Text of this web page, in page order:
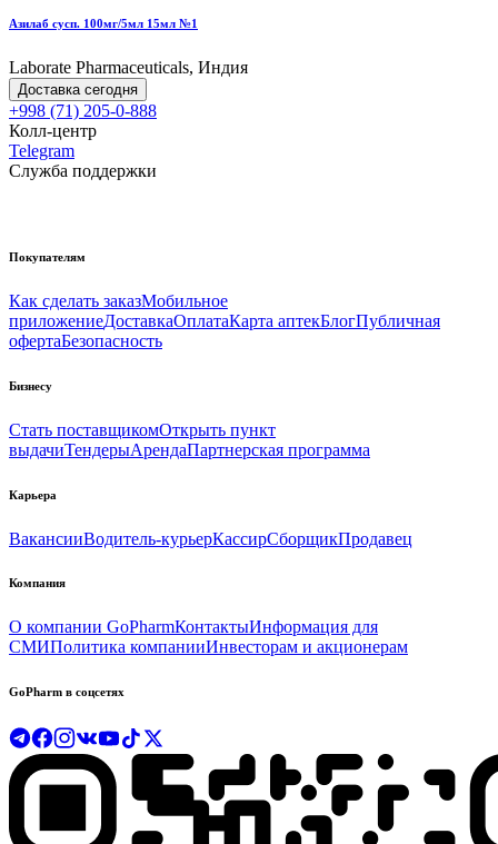
Азилаб сусп. 100мг/5мл 15мл №1
Laborate Pharmaceuticals, Индия
Доставка сегодня
+998 (71) 205-0-888
Колл-центр
Telegram
Служба поддержки
Покупателям
Как сделать заказМобильное
приложениеДоставкаОплатаКарта аптекБлогПубличная
офертаБезопасность
Бизнесу
Стать поставщикомОткрыть пункт
выдачиТендерыАрендаПартнерская программа
Карьера
ВакансииВодитель-курьерКассирСборщикПродавец
Компания
О компании GoPharmКонтактыИнформация для
СМИПолитика компанииИнвесторам и акционерам
GoPharm в соцсетях